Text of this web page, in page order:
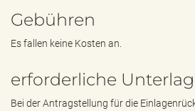
Gebühren
Es fallen keine Kosten an.
erforderliche
Bei der Antragstellung für die